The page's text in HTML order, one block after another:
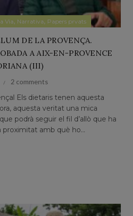
Via, Narrativa, Papers prvats
DE LA PROVENÇA.
A AIX-EN-PROVENCE
(III)
2 comments
Els dietaris tenen aquesta
aquesta veritat una mica
podrà seguir el fil d’allò que ha
amb què ho...